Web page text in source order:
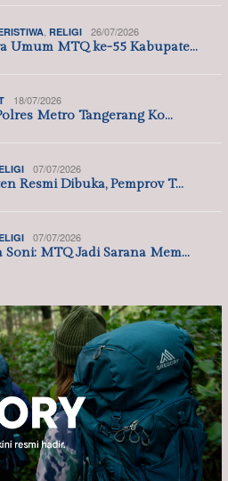
RELIGI 26/07/2026
Umum MTQ ke-55 Kabupate…
18/07/2026
Metro Tangerang Ko…
07/07/2026
Resmi Dibuka, Pemprov T…
07/07/2026
MTQ Jadi Sarana Mem…